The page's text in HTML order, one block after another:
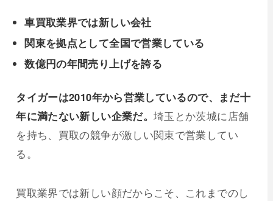
車買取業界では新しい会社
関東を拠点として全国で営業している
数億円の年間売り上げを誇る
タイガーは2010年から営業しているので、まだ十
年に満たない新しい企業だ。埼玉とか茨城に店舗
を持ち、買取の競争が激しい関東で営業してい
る。
買取業界では新しい顔だからこそ、これまでのし